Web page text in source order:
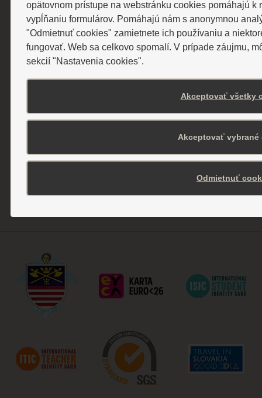
Stravovanie
Kontakt
Všeobecné obchodné podmienky
Ochrana osobných údajov
Pravidlá cookies
opätovnom prístupe na webstránku cookies pomáhajú
vypĺňaniu formulárov. Pomáhajú nám s anonymnou
"Odmietnuť cookies" zamietnete ich používaniu a
fungovať. Web sa celkovo spomalí. V prípade záujmu,
sekcií "Nastavenia cookies".
Akceptovať všetky
Akceptovať vybrané
Odmietnuť